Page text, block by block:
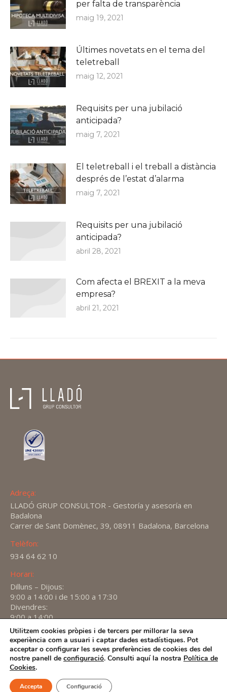
per falta de transparència
maig 19, 2021
Últimes novetats en el tema del
teletreball
maig 12, 2021
Requisits per una jubilació
anticipada?
maig 7, 2021
El teletreball i el treball a distància
després de l’estat d’alarma
maig 7, 2021
Requisits per una jubilació
anticipada?
abril 28, 2021
Com afecta el BREXIT a la meva
empresa?
abril 21, 2021
Adreça:
LLADÓ GRUP CONSULTOR - Gestoría y asesoría en
Badalona
Carrer de Sant Domènec, 39, 08911 Badalona, Barcelona
Telèfon:
934 64 62 10
Horari:
Dilluns – Dijous:
9:00 a 14:00 i de 15:00 a 17:30
Divendres:
9:00 a 14:00
Find us on:
X
page
opens
in
YouTube
page
opens
in
Linkedin
page
in
2026 - Política de privacitat
Utilitzem cookies pròpies i de tercers per millorar la seva
experiència com a usuari i captar dades estadístiques. Pot
acceptar o configurar les seves preferències de cookies des del
nostre panell de configuració. Consulti aquí la nostra Política de
Cookies.
Accepta Configuració